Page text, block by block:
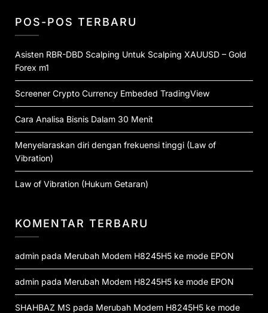
POS-POS TERBARU
Asisten RBR-DBD Scalping Untuk Scalping XAUUSD – Gold
Forex m1
Screener Crypto Currency Embeded TradingView
Cara Analisa Bisnis Dalam 30 Menit
Menyelaraskan diri dengan frekuensi tinggi (Law of
Vibration)
Law of Vibration (Hukum Getaran)
KOMENTAR TERBARU
admin pada Merubah Modem H8245H5 ke mode EPON
admin pada Merubah Modem H8245H5 ke mode EPON
SHAHBAZ MS pada Merubah Modem H8245H5 ke mode